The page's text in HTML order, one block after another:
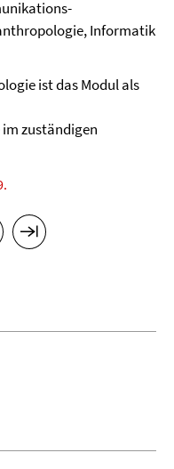
Informatik
ist das Modul als
zuständigen